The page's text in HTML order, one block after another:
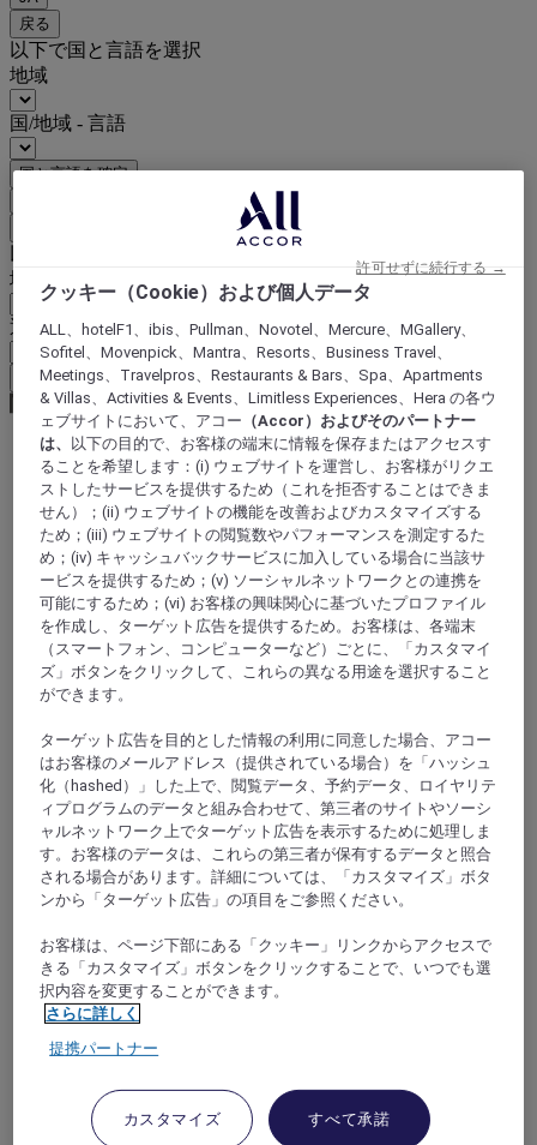
戻る
以下で国と言語を選択
地域
国/地域 - 言語
国と言語を確定
地域
通貨
通貨を確定
World
Asia
Thailand
Chumphon
Surat Thani, タイ
メルキュールサムイチャウエンタナ
メルキュール サムイ チャウエン ビーチ タナには、ビ
ーチウィングとガーデンウィングという 2 つの特徴あ
る棟があります。2 つの棟はチャウエンビーチの道路
で隔てられています。この組み合わせは、本物の地方
色と心に残る体験をお求めの方に最適です。ホテルの
景観の屋外スイミングプールでは、快適性とリラクゼ
ーションが融合したひとときをお楽しみいただけま
クッキー（Cookie）および個人データ
ALL、hotelF1、ibis、Pullman、Novotel、Mercure、MGallery、
Sofitel、Movenpick、Mantra、Resorts、Business Travel、
Meetings、Travelpros、Restaurants & Bars、Spa、Apartments
& Villas、Activities & Events、Limitless Experiences、Hera の各ウ
ェブサイトにおいて、アコー （Accor）およびそのパートナー
は、
以下の目的で、お客様の端末に情報を保存またはアクセスす
ることを希望します：(i) ウェブサイトを運営し、お客様がリクエ
ストしたサービスを提供するため（これを拒否することはできま
せん）；(ii) ウェブサイトの機能を改善およびカスタマイズする
ため；(iii) ウェブサイトの閲覧数やパフォーマンスを測定するた
め；(iv) キャッシュバックサービスに加入している場合に当該サ
ービスを提供するため；(v) ソーシャルネットワークとの連携を
可能にするため；(vi) お客様の興味関心に基づいたプロファイル
を作成し、ターゲット広告を提供するため。お客様は、各端末
（スマートフォン、コンピューターなど）ごとに、「カスタマイ
ズ」ボタンをクリックして、これらの異なる用途を選択すること
ができます。
ターゲット広告を目的とした情報の利用に同意した場合、アコー
はお客様のメールアドレス（提供されている場合）を「ハッシュ
化（hashed）」した上で、閲覧データ、予約データ、ロイヤリテ
ィプログラムのデータと組み合わせて、第三者のサイトやソーシ
ャルネットワーク上でターゲット広告を表示するために処理しま
す。お客様のデータは、これらの第三者が保有するデータと照合
される場合があります。詳細については、「カスタマイズ」ボタ
ンから「ターゲット広告」の項目をご参照ください。
お客様は、ページ下部にある「クッキー」リンクからアクセスで
きる「カスタマイズ」ボタンをクリックすることで、いつでも選
択内容を変更することができます。
さらに詳しく
提携パートナー
カスタマイズ すべて承諾
許可せずに続行する →